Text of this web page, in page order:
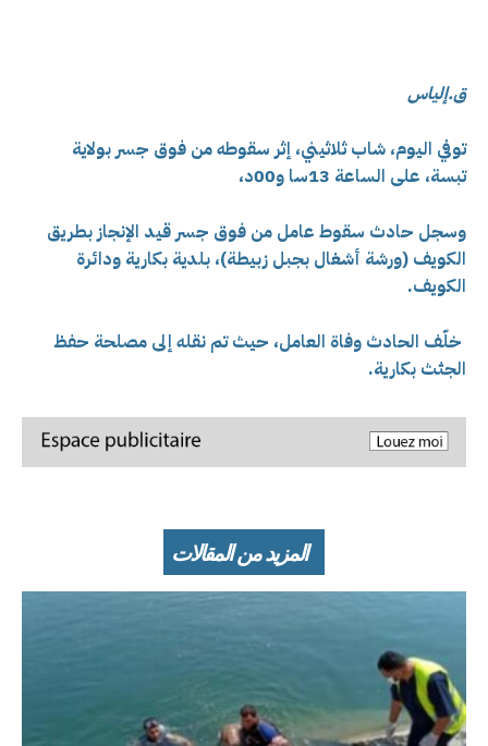
ق.إلياس
توفي اليوم، شاب ثلاثيني، إثر سقوطه من فوق جسر بولاية
تبسة، على الساعة 13سا و00د،
وسجل حادث سقوط عامل من فوق جسر قيد الإنجاز بطريق
الكويف (ورشة أشغال بجبل زبيطة)، بلدية بكارية ودائرة
الكويف.
خلّف الحادث وفاة العامل، حيث تم نقله إلى مصلحة حفظ
الجثث بكارية.
المزيد من المقالات